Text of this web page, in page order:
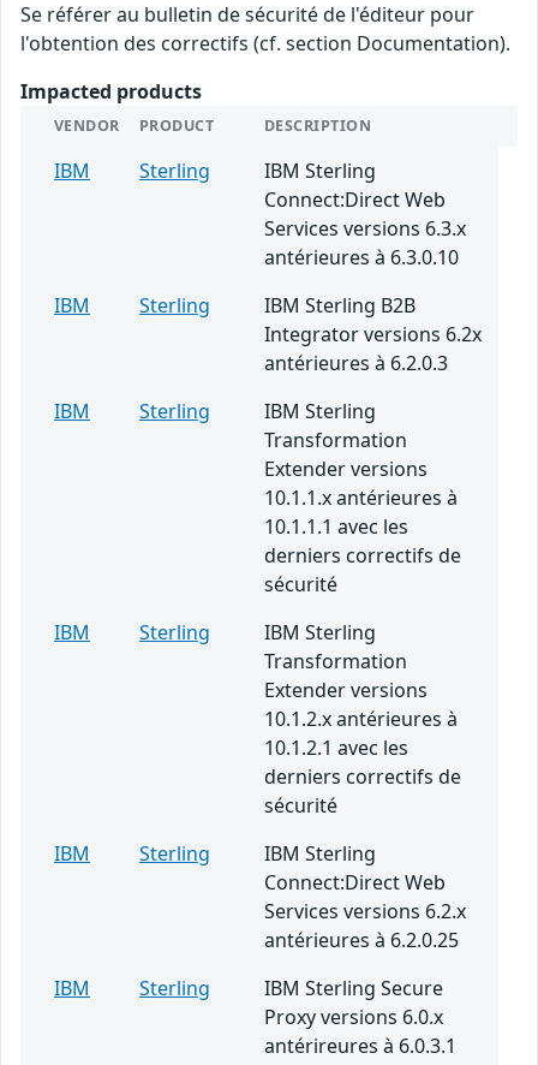
Se référer au bulletin de sécurité de l'éditeur pour
l'obtention des correctifs (cf. section Documentation).
Impacted products
VENDOR PRODUCT DESCRIPTION
IBM Sterling
IBM Sterling
Connect:Direct Web
Services versions 6.3.x
antérieures à 6.3.0.10
IBM
Sterling
IBM Sterling B2B
Integrator versions 6.2x
antérieures à 6.2.0.3
IBM
Sterling
IBM Sterling
Transformation
Extender versions
10.1.1.x antérieures à
10.1.1.1 avec les
derniers correctifs de
sécurité
IBM
Sterling
IBM Sterling
Transformation
Extender versions
10.1.2.x antérieures à
10.1.2.1 avec les
derniers correctifs de
sécurité
IBM
Sterling
IBM Sterling
Connect:Direct Web
Services versions 6.2.x
antérieures à 6.2.0.25
IBM
Sterling
IBM Sterling Secure
Proxy versions 6.0.x
antérireures à 6.0.3.1